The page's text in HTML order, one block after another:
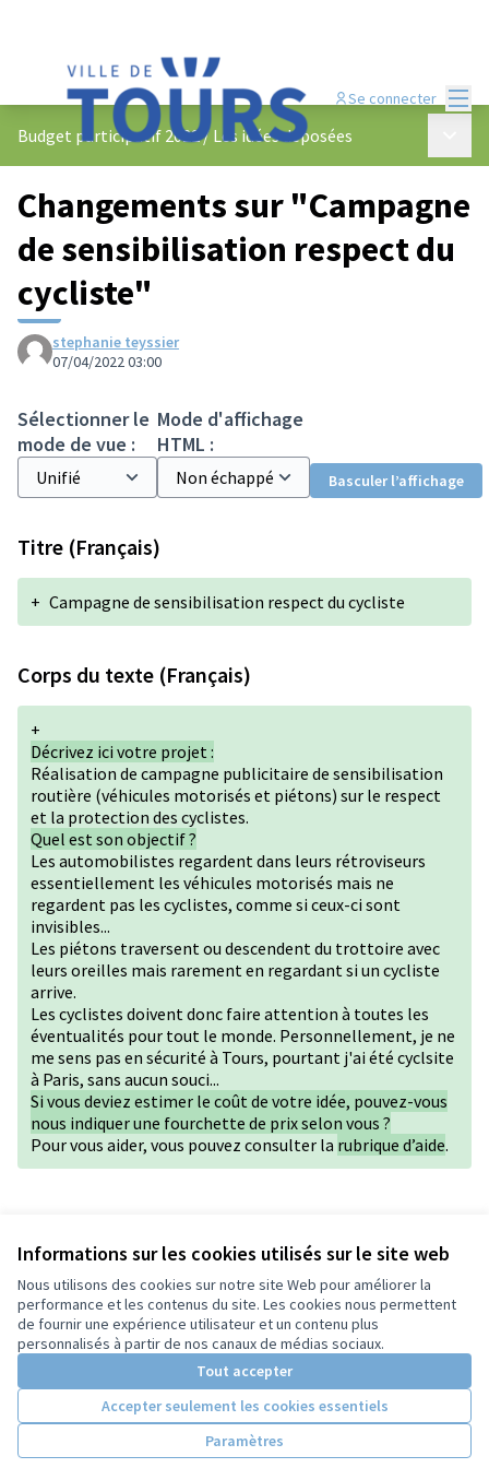
Informations sur les cookies utilisés sur le site web
Nous utilisons des cookies sur notre site Web pour améliorer la
performance et les contenus du site. Les cookies nous permettent
de fournir une expérience utilisateur et un contenu plus
personnalisés à partir de nos canaux de médias sociaux.
Tout accepter
Accepter seulement les cookies essentiels
Paramètres
Se connecter
Budget participatif 2022/ Les idées déposées
Changements sur "Campagne
de sensibilisation respect du
cycliste"
stephanie teyssier
07/04/2022 03:00
Sélectionner le
mode de vue :
Mode d'affichage
HTML :
Basculer l’affichage
Titre (Français)
+ Campagne de sensibilisation respect du cycliste
Corps du texte (Français)
+
Décrivez ici votre projet :
Réalisation de campagne publicitaire de sensibilisation
routière (véhicules motorisés et piétons) sur le respect
et la protection des cyclistes.
Quel est son objectif ?
Les automobilistes regardent dans leurs rétroviseurs
essentiellement les véhicules motorisés mais ne
regardent pas les cyclistes, comme si ceux-ci sont
invisibles...
Les piétons traversent ou descendent du trottoire avec
leurs oreilles mais rarement en regardant si un cycliste
arrive.
Les cyclistes doivent donc faire attention à toutes les
éventualités pour tout le monde. Personnellement, je ne
me sens pas en sécurité à Tours, pourtant j'ai été cyclsite
à Paris, sans aucun souci...
Si vous deviez estimer le coût de votre idée, pouvez-vous
nous indiquer une fourchette de prix selon vous ?
Pour vous aider, vous pouvez consulter la rubrique d’aide.
Version 1 de 1
Conditions d'utilisation
Paramètres des cookies
Site réalisé grâce aulogiciel libre Decidim .
Licence
(Lien